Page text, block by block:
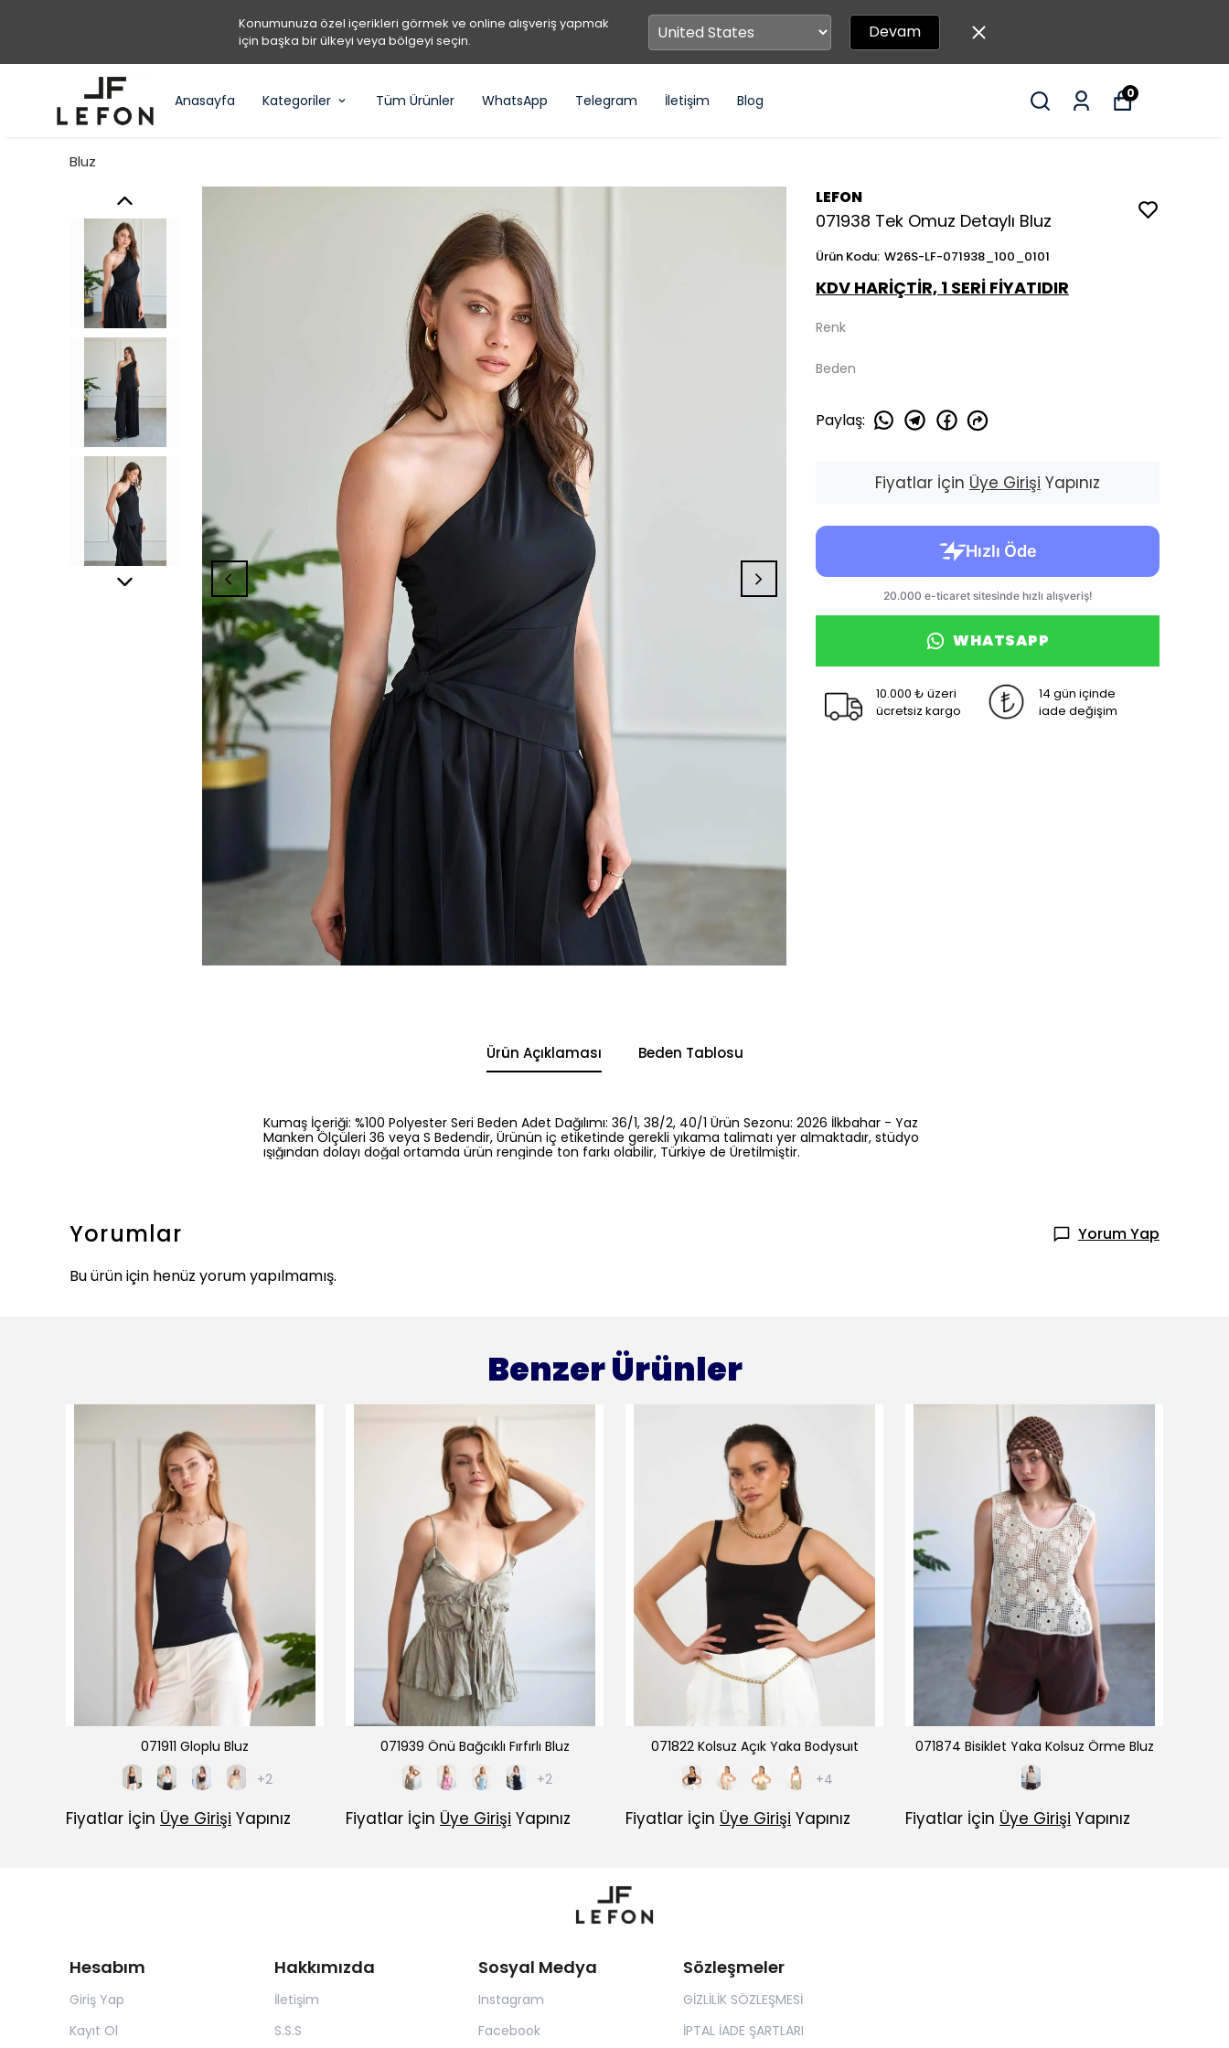
Konumunuza özel içerikleri görmek ve online alışveriş yapmak
için başka bir ülkeyi veya bölgeyi seçin.
Devam
Anasayfa Kategoriler Tüm Ürünler WhatsApp Telegram İletişim Blog 0
Bluz
LEFON
071938 Tek Omuz Detaylı Bluz
Ürün Kodu: W26S-LF-071938_100_0101
KDV HARİÇTİR, 1 SERİ FİYATIDIR
Renk
Beden
Paylaş:
Fiyatlar İçin Üye Girişi Yapınız
WHATSAPP
10.000 ₺ üzeri
ücretsiz kargo
14 gün içinde
iade değişim
Ürün Açıklaması Beden Tablosu
Kumaş İçeriği: %100 Polyester Seri Beden Adet Dağılımı: 36/1, 38/2, 40/1 Ürün Sezonu: 2026 İlkbahar - Yaz
Manken Ölçüleri 36 veya S Bedendir, Ürünün iç etiketinde gerekli yıkama talimatı yer almaktadır, stüdyo
ışığından dolayı doğal ortamda ürün renginde ton farkı olabilir, Türkiye de Üretilmiştir.
Yorumlar
Yorum Yap
Bu ürün için henüz yorum yapılmamış.
Benzer Ürünler
071911 Gloplu Bluz
+2
Fiyatlar İçin Üye Girişi Yapınız
071939 Önü Bağcıklı Fırfırlı Bluz
+2
Fiyatlar İçin Üye Girişi Yapınız
071822 Kolsuz Açık Yaka Bodysuıt
+4
Fiyatlar İçin Üye Girişi Yapınız
071874 Bisiklet Yaka Kolsuz Örme Bluz
Fiyatlar İçin Üye Girişi Yapınız
Hesabım
Giriş Yap
Kayıt Ol
Hakkımızda
İletişim
S.S.S
Sosyal Medya
Instagram
Facebook
Sözleşmeler
GİZLİLİK SÖZLEŞMESİ
İPTAL İADE ŞARTLARI